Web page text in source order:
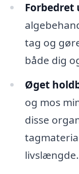
Forbedret
tag og
både dig
Øget
og mos
disse
livslængde.